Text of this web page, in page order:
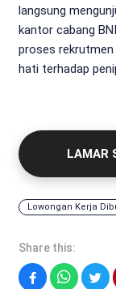
langsung
kantor cabang
proses rekrutmen
hati terhadap
LAMAR
Lowongan Kerja
Share this: